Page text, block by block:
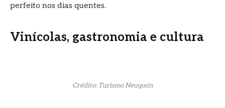
perfeito nos dias quentes.
Vinícolas, gastronomia e cultura
Crédito: Turismo Neuquén